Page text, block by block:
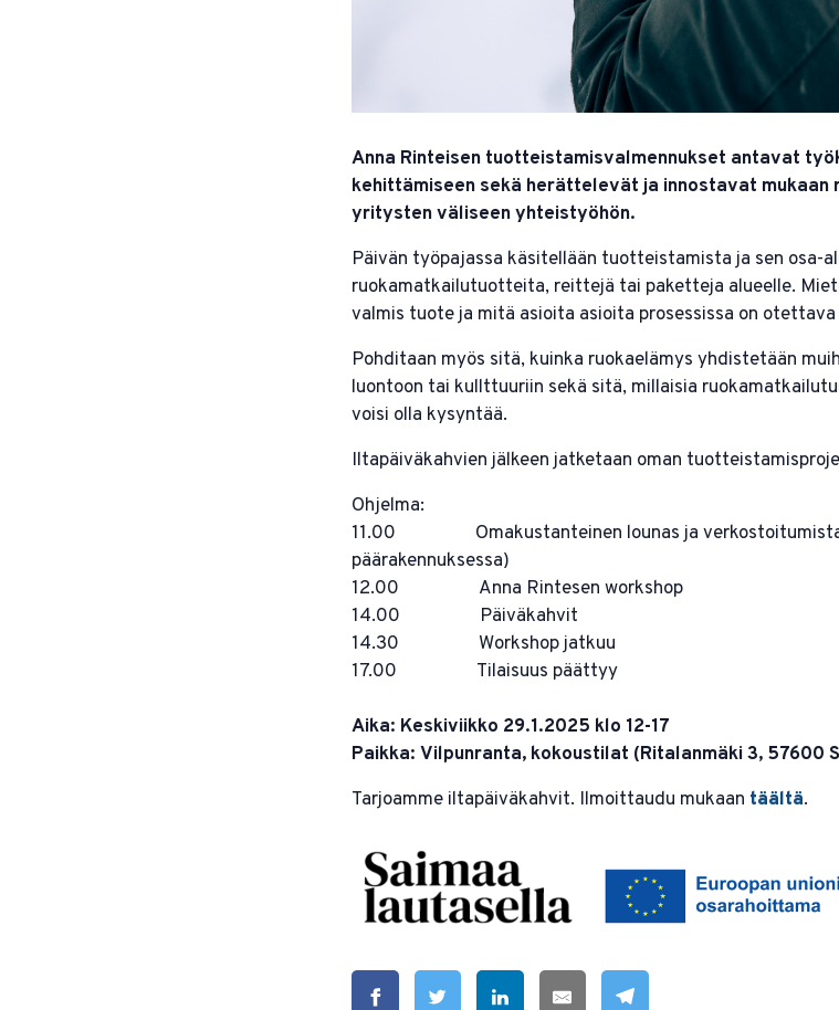
Anna Rinteisen tuotteistamisvalmennukset antavat
kehittämiseen sekä herättelevät ja innostavat mukaan
yritysten väliseen yhteistyöhön.
Päivän työpajassa käsitellään tuotteistamista ja sen osa-
ruokamatkailutuotteita, reittejä tai paketteja alueelle.
valmis tuote ja mitä asioita asioita prosessissa on otettava
Pohditaan myös sitä, kuinka ruokaelämys yhdistetään
luontoon tai kullttuuriin sekä sitä, millaisia
voisi olla kysyntää.
Iltapäiväkahvien jälkeen jatketaan oman
Ohjelma:
11.00 Omakustanteinen lounas ja verkostoitumista
päärakennuksessa)
12.00 Anna Rintesen workshop
14.00 Päiväkahvit
14.30 Workshop jatkuu
17.00 Tilaisuus päättyy
Aika: Keskiviikko 29.1.2025 klo 12-17
Paikka: Vilpunranta, kokoustilat (Ritalanmäki 3, 57600
Tarjoamme iltapäiväkahvit. Ilmoittaudu mukaan täältä.